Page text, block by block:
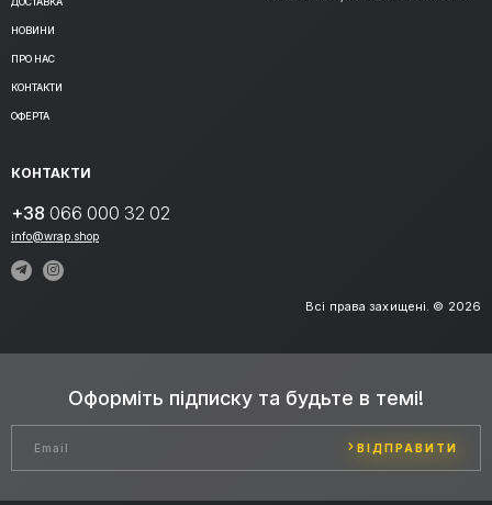
НОВИНИ
ПРО НАС
КОНТАКТИ
ОФЕРТА
КОНТАКТИ
+38 066 000 32 02
info@wrap.shop
Всі права захищені. © 2026
Оформіть підписку та будьте в темі!
ВІДПРАВИТИ